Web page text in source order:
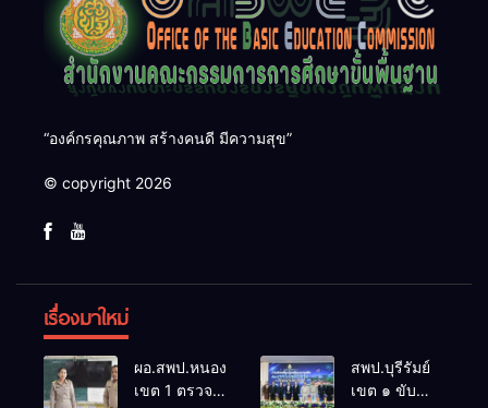
“องค์กรคุณภาพ สร้างคนดี มีความสุข”
© copyright 2026
เรื่องมาใหม่
ผอ.สพป.หนองคาย
เขต 1 ตรวจ
สพป.บุรีรัมย์
เขต ๑ ขับ